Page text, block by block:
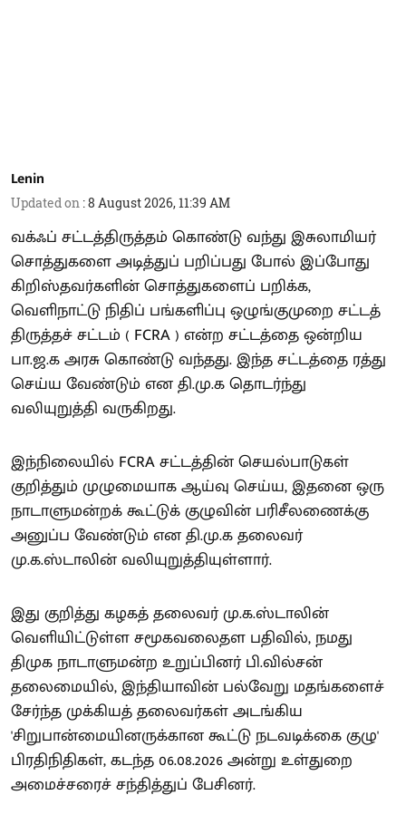
Lenin
Updated on :8 August 2026, 11:39 AM
வக்ஃப் சட்டத்திருத்தம் கொண்டு வந்து இசுலாமியர்
சொத்துகளை அடித்துப் பறிப்பது போல் இப்போது
கிறிஸ்தவர்களின் சொத்துகளைப் பறிக்க,
வெளிநாட்டு நிதிப் பங்களிப்பு ஒழுங்குமுறை சட்டத்
திருத்தச் சட்டம் ( FCRA ) என்ற சட்டத்தை ஒன்றிய
பா.ஜ.க அரசு கொண்டு வந்தது. இந்த சட்டத்தை ரத்து
செய்ய வேண்டும் என தி.மு.க தொடர்ந்து
வலியுறுத்தி வருகிறது.
இந்நிலையில் FCRA சட்டத்தின் செயல்பாடுகள்
குறித்தும் முழுமையாக ஆய்வு செய்ய, இதனை ஒரு
நாடாளுமன்றக் கூட்டுக் குழுவின் பரிசீலணைக்கு
அனுப்ப வேண்டும் என தி.மு.க தலைவர்
மு.க.ஸ்டாலின் வலியுறுத்தியுள்ளார்.
இது குறித்து கழகத் தலைவர் மு.க.ஸ்டாலின்
வெளியிட்டுள்ள சமூகவலைதள பதிவில், நமது
திமுக நாடாளுமன்ற உறுப்பினர் பி.வில்சன்
தலைமையில், இந்தியாவின் பல்வேறு மதங்களைச்
சேர்ந்த முக்கியத் தலைவர்கள் அடங்கிய
'சிறுபான்மையினருக்கான கூட்டு நடவடிக்கை குழு'
பிரதிநிதிகள், கடந்த 06.08.2026 அன்று உள்துறை
அமைச்சரைச் சந்தித்துப் பேசினர்.